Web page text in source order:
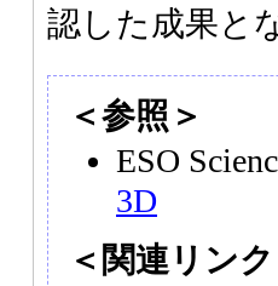
認した成果と
＜参照＞
ESO
3D
＜関連リンク